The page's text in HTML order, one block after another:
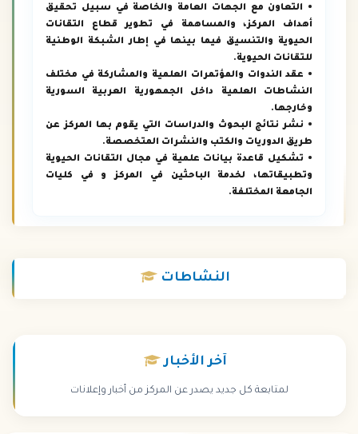
• التعاون مع الجهات العامة والخاصة في سبيل تحقيق
أهداف المركز، والمساهمة في تطوير قطاع التقانات
الحيوية والتنسيق فيما بينها في إطار الشبكة الوطنية
للتقانات الحيوية.
• عقد الندوات والمؤتمرات العلمية والمشاركة في مختلف
النشاطات العلمية داخل الجمهورية العربية السورية
وخارجها.
• نشر نتائج البحوث والدراسات التي يقوم بها المركز عن
طريق الدوريات والكتب والنشرات المتخصصة.
• تشكيل قاعدة بيانات علمية في مجال التقانات الحيوية
وتطبيقاتها، لخدمة الباحثين في المركز و في كليات
الجامعة المختلفة.
النشاطات
آخر الأخبار
لمتابعة كل جديد يصدر عن المركز من أخبار وإعلانات